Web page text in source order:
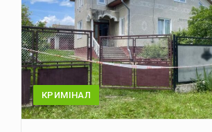
КРИМІНАЛ